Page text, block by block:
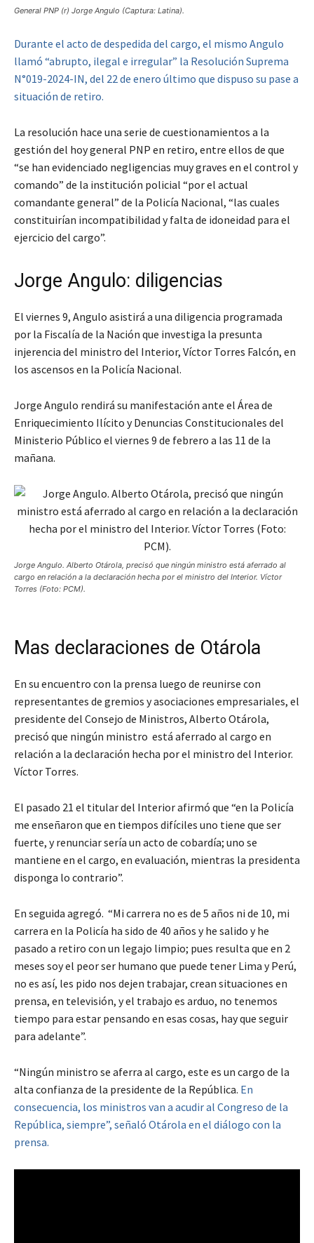
General PNP (r) Jorge Angulo (Captura: Latina).
Durante el acto de despedida del cargo, el mismo Angulo
llamó “abrupto, ilegal e irregular” la Resolución Suprema
N°019-2024-IN, del 22 de enero último que dispuso su pase a
situación de retiro.
La resolución hace una serie de cuestionamientos a la
gestión del hoy general PNP en retiro, entre ellos de que
“se han evidenciado negligencias muy graves en el control y
comando” de la institución policial “por el actual
comandante general” de la Policía Nacional, “las cuales
constituirían incompatibilidad y falta de idoneidad para el
ejercicio del cargo”.
Jorge Angulo: diligencias
El viernes 9, Angulo asistirá a una diligencia programada
por la Fiscalía de la Nación que investiga la presunta
injerencia del ministro del Interior, Víctor Torres Falcón, en
los ascensos en la Policía Nacional.
Jorge Angulo rendirá su manifestación ante el Área de
Enriquecimiento Ilícito y Denuncias Constitucionales del
Ministerio Público el viernes 9 de febrero a las 11 de la
mañana.
Jorge Angulo. Alberto Otárola, precisó que ningún ministro está aferrado al
cargo en relación a la declaración hecha por el ministro del Interior. Víctor
Torres (Foto: PCM).
Mas declaraciones de Otárola
En su encuentro con la prensa luego de reunirse con
representantes de gremios y asociaciones empresariales, el
presidente del Consejo de Ministros, Alberto Otárola,
precisó que ningún ministro está aferrado al cargo en
relación a la declaración hecha por el ministro del Interior.
Víctor Torres.
El pasado 21 el titular del Interior afirmó que “en la Policía
me enseñaron que en tiempos difíciles uno tiene que ser
fuerte, y renunciar sería un acto de cobardía; uno se
mantiene en el cargo, en evaluación, mientras la presidenta
disponga lo contrario”.
En seguida agregó. “Mi carrera no es de 5 años ni de 10, mi
carrera en la Policía ha sido de 40 años y he salido y he
pasado a retiro con un legajo limpio; pues resulta que en 2
meses soy el peor ser humano que puede tener Lima y Perú,
no es así, les pido nos dejen trabajar, crean situaciones en
prensa, en televisión, y el trabajo es arduo, no tenemos
tiempo para estar pensando en esas cosas, hay que seguir
para adelante”.
“Ningún ministro se aferra al cargo, este es un cargo de la
alta confianza de la presidente de la República. En
consecuencia, los ministros van a acudir al Congreso de la
República, siempre”, señaló Otárola en el diálogo con la
prensa.